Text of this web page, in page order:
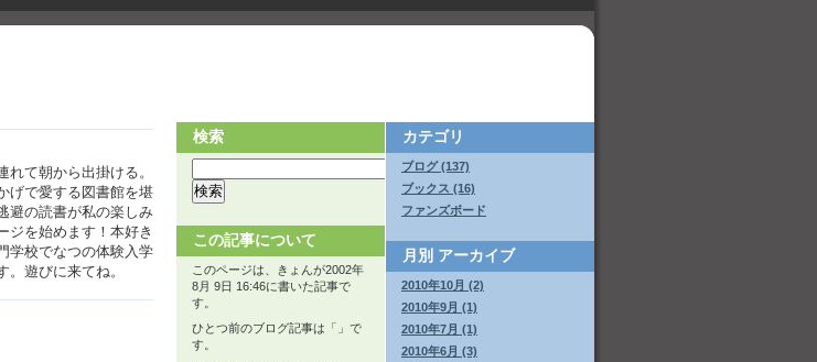
て朝から出掛ける。
げで愛する図書館を堪
避の読書が私の楽しみ
ジを始めます！本好き
学校でなつの体験入学
遊びに来てね。
カテゴリ
ブログ (137)
ブックス (16)
ファンズボード
月別 アーカイブ
2010年10月 (2)
2010年9月 (1)
2010年7月 (1)
2010年6月 (3)
検索
この記事について
このページは、きょんが2002年
8月 9日 16:46に書いた記事で
す。
ひとつ前のブログ記事は「
」で
す。